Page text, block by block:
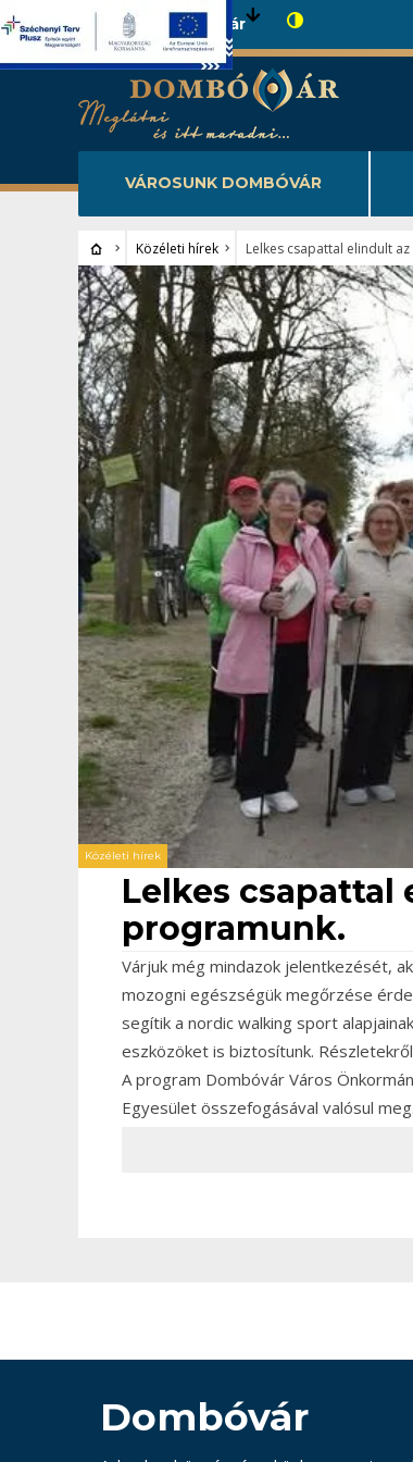
Városunk Dombóvár
VÁROSUNK DOMBÓVÁR
Közéleti hírek Lelkes csapattal elindult az
Közéleti hírek
Lelkes csapattal
programunk.
Várjuk még mindazok jelentkezését,
mozogni egészségük megőrzése
segítik a nordic walking sport
eszközöket is biztosítunk.
A program Dombóvár Város
Egyesület összefogásával valósul meg.
Dombóvár